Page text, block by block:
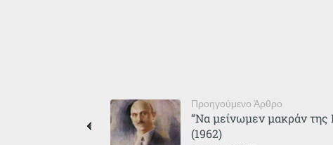
Προηγούμενο Άρθρο
“Να μείνωμεν μακράν
(1962)